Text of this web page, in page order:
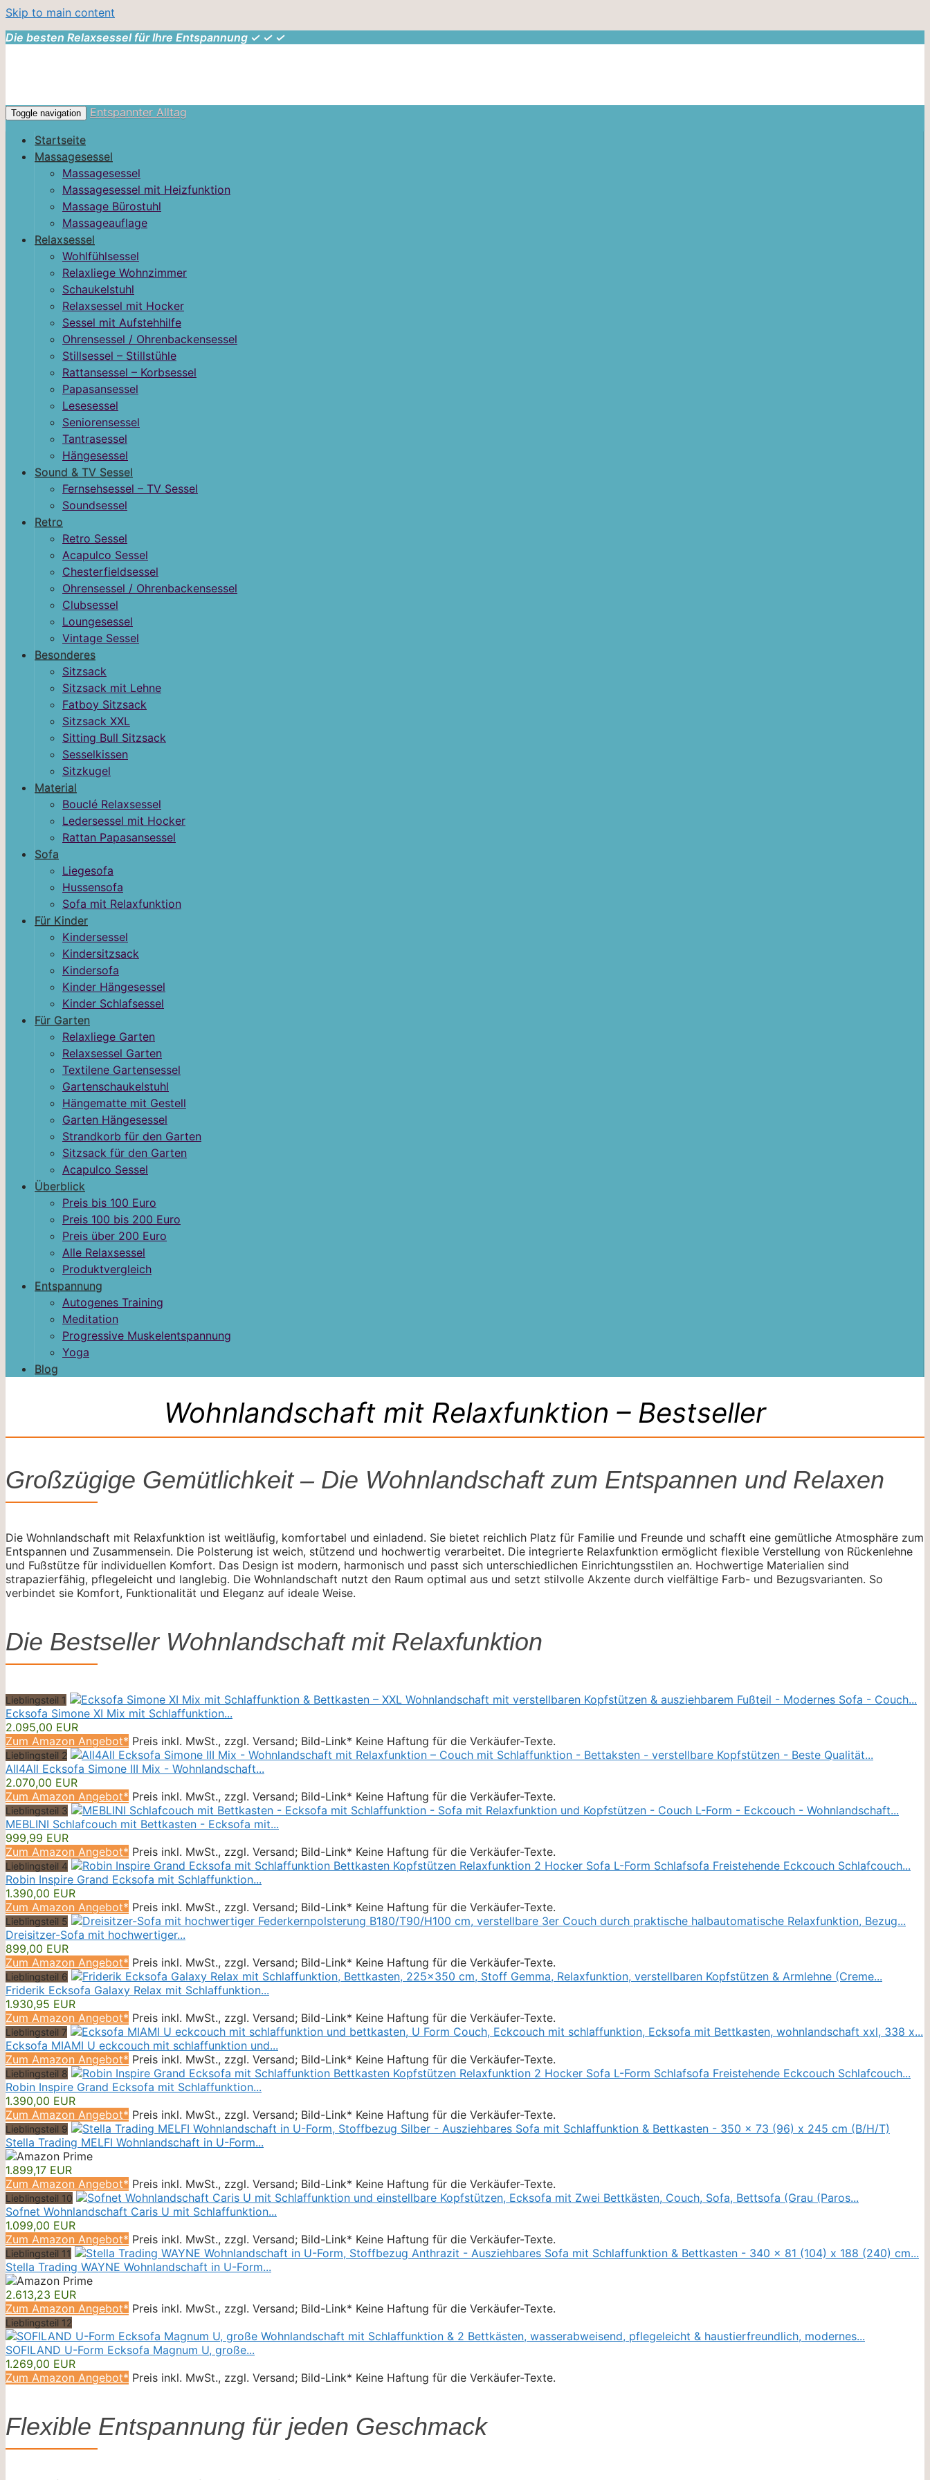
Skip to main content
Die besten Relaxsessel für Ihre Entspannung ✓ ✓ ✓
Toggle navigation
Entspannter Alltag
Startseite
Massagesessel
Massagesessel
Massagesessel mit Heizfunktion
Massage Bürostuhl
Massageauflage
Relaxsessel
Wohlfühlsessel
Relaxliege Wohnzimmer
Schaukelstuhl
Relaxsessel mit Hocker
Sessel mit Aufstehhilfe
Ohrensessel / Ohrenbackensessel
Stillsessel – Stillstühle
Rattansessel – Korbsessel
Papasansessel
Lesesessel
Seniorensessel
Tantrasessel
Hängesessel
Sound & TV Sessel
Fernsehsessel – TV Sessel
Soundsessel
Retro
Retro Sessel
Acapulco Sessel
Chesterfieldsessel
Ohrensessel / Ohrenbackensessel
Clubsessel
Loungesessel
Vintage Sessel
Besonderes
Sitzsack
Sitzsack mit Lehne
Fatboy Sitzsack
Sitzsack XXL
Sitting Bull Sitzsack
Sesselkissen
Sitzkugel
Material
Bouclé Relaxsessel
Ledersessel mit Hocker
Rattan Papasansessel
Sofa
Liegesofa
Hussensofa
Sofa mit Relaxfunktion
Für Kinder
Kindersessel
Kindersitzsack
Kindersofa
Kinder Hängesessel
Kinder Schlafsessel
Für Garten
Relaxliege Garten
Relaxsessel Garten
Textilene Gartensessel
Gartenschaukelstuhl
Hängematte mit Gestell
Garten Hängesessel
Strandkorb für den Garten
Sitzsack für den Garten
Acapulco Sessel
Überblick
Preis bis 100 Euro
Preis 100 bis 200 Euro
Preis über 200 Euro
Alle Relaxsessel
Produktvergleich
Entspannung
Autogenes Training
Meditation
Progressive Muskelentspannung
Yoga
Blog
Wohnlandschaft mit Relaxfunktion – Bestseller
Großzügige Gemütlichkeit – Die Wohnlandschaft zum Entspannen und Relaxen
Die Wohnlandschaft mit Relaxfunktion ist weitläufig, komfortabel und einladend. Sie bietet reichlich Platz für Familie und Freunde und schafft eine gemütliche Atmosphäre zum
Entspannen und Zusammensein. Die Polsterung ist weich, stützend und hochwertig verarbeitet. Die integrierte Relaxfunktion ermöglicht flexible Verstellung von Rückenlehne
und Fußstütze für individuellen Komfort. Das Design ist modern, harmonisch und passt sich unterschiedlichen Einrichtungsstilen an. Hochwertige Materialien sind
strapazierfähig, pflegeleicht und langlebig. Die Wohnlandschaft nutzt den Raum optimal aus und setzt stilvolle Akzente durch vielfältige Farb- und Bezugsvarianten. So
verbindet sie Komfort, Funktionalität und Eleganz auf ideale Weise.
Die Bestseller Wohnlandschaft mit Relaxfunktion
Lieblingsteil 1
Ecksofa Simone XI Mix mit Schlaffunktion...
2.095,00 EUR
Zum Amazon Angebot* Preis inkl. MwSt., zzgl. Versand; Bild-Link* Keine Haftung für die Verkäufer-Texte.
Lieblingsteil 2
All4All Ecksofa Simone III Mix - Wohnlandschaft...
2.070,00 EUR
Zum Amazon Angebot* Preis inkl. MwSt., zzgl. Versand; Bild-Link* Keine Haftung für die Verkäufer-Texte.
Lieblingsteil 3
MEBLINI Schlafcouch mit Bettkasten - Ecksofa mit...
999,99 EUR
Zum Amazon Angebot* Preis inkl. MwSt., zzgl. Versand; Bild-Link* Keine Haftung für die Verkäufer-Texte.
Lieblingsteil 4
Robin Inspire Grand Ecksofa mit Schlaffunktion...
1.390,00 EUR
Zum Amazon Angebot* Preis inkl. MwSt., zzgl. Versand; Bild-Link* Keine Haftung für die Verkäufer-Texte.
Lieblingsteil 5
Dreisitzer-Sofa mit hochwertiger...
899,00 EUR
Zum Amazon Angebot* Preis inkl. MwSt., zzgl. Versand; Bild-Link* Keine Haftung für die Verkäufer-Texte.
Lieblingsteil 6
Friderik Ecksofa Galaxy Relax mit Schlaffunktion...
1.930,95 EUR
Zum Amazon Angebot* Preis inkl. MwSt., zzgl. Versand; Bild-Link* Keine Haftung für die Verkäufer-Texte.
Lieblingsteil 7
Ecksofa MIAMI U eckcouch mit schlaffunktion und...
Zum Amazon Angebot* Preis inkl. MwSt., zzgl. Versand; Bild-Link* Keine Haftung für die Verkäufer-Texte.
Lieblingsteil 8
Robin Inspire Grand Ecksofa mit Schlaffunktion...
1.390,00 EUR
Zum Amazon Angebot* Preis inkl. MwSt., zzgl. Versand; Bild-Link* Keine Haftung für die Verkäufer-Texte.
Lieblingsteil 9
Stella Trading MELFI Wohnlandschaft in U-Form...
1.899,17 EUR
Zum Amazon Angebot* Preis inkl. MwSt., zzgl. Versand; Bild-Link* Keine Haftung für die Verkäufer-Texte.
Lieblingsteil 10
Sofnet Wohnlandschaft Caris U mit Schlaffunktion...
1.099,00 EUR
Zum Amazon Angebot* Preis inkl. MwSt., zzgl. Versand; Bild-Link* Keine Haftung für die Verkäufer-Texte.
Lieblingsteil 11
Stella Trading WAYNE Wohnlandschaft in U-Form...
2.613,23 EUR
Zum Amazon Angebot* Preis inkl. MwSt., zzgl. Versand; Bild-Link* Keine Haftung für die Verkäufer-Texte.
Lieblingsteil 12
SOFILAND U-Form Ecksofa Magnum U, große...
1.269,00 EUR
Zum Amazon Angebot* Preis inkl. MwSt., zzgl. Versand; Bild-Link* Keine Haftung für die Verkäufer-Texte.
Flexible Entspannung für jeden Geschmack